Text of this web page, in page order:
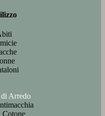
di Arredo
Cotone